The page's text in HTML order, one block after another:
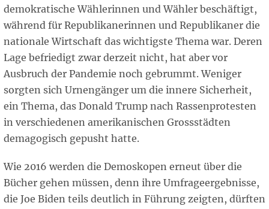
demokratische Wählerinnen und Wähler beschäftigt,
während für Republikanerinnen und Republikaner die
nationale Wirtschaft das wichtigste Thema war. Deren
Lage befriedigt zwar derzeit nicht, hat aber vor
Ausbruch der Pandemie noch gebrummt. Weniger
sorgten sich Urnengänger um die innere Sicherheit,
ein Thema, das Donald Trump nach Rassenprotesten
in verschiedenen amerikanischen Grossstädten
demagogisch gepusht hatte.
Wie 2016 werden die Demoskopen erneut über die
Bücher gehen müssen, denn ihre Umfrageergebnisse,
die Joe Biden teils deutlich in Führung zeigten, dürften